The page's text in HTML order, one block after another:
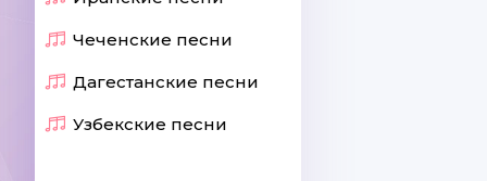
Чеченские песни
Дагестанские песни
Узбекские песни